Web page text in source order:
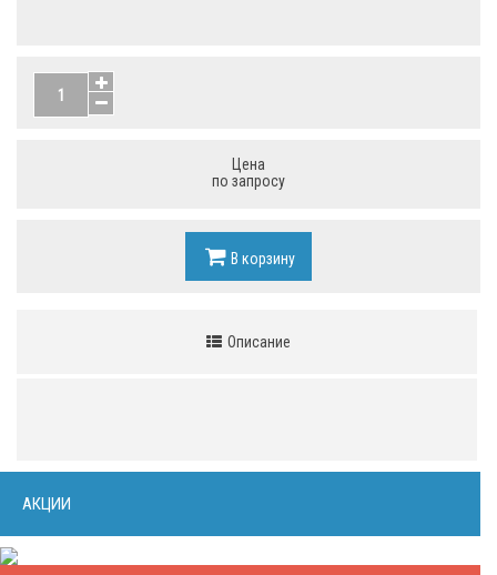
Цена
по запросу
В корзину
Описание
АКЦИИ